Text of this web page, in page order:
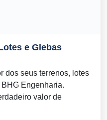
e Glebas
dos seus terrenos, lotes
Engenharia.
valor de